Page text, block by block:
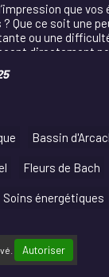
que vos
Que ce soit une
ou une
directement
Bassin
Fleurs de Bach
Soins énergétiques
Autoriser